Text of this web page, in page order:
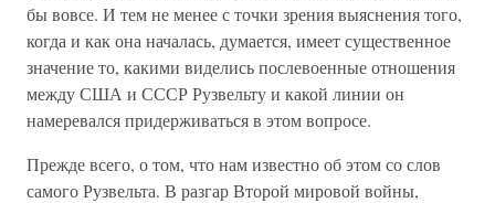
бы вовсе. И тем не менее с точки зрения выяснения того,
когда и как она началась, думается, имеет существенное
значение то, какими виделись послевоенные отношения
между США и СССР Рузвельту и какой линии он
намеревался придерживаться в этом вопросе.
Прежде всего, о том, что нам известно об этом со слов
самого Рузвельта. В разгар Второй мировой войны,